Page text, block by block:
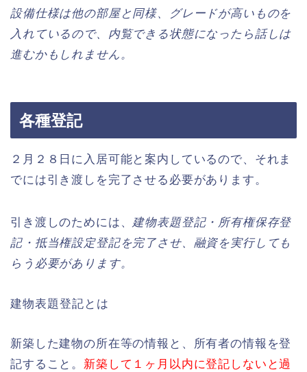
設備仕様は他の部屋と同様、グレードが高いものを
入れているので、内覧できる状態になったら話しは
進むかもしれません。
各種登記
２月２８日に入居可能と案内しているので、それま
でには引き渡しを完了させる必要があります。
引き渡しのためには、 建物表題登記・所有権保存登
記・抵当権設定登記を完了させ、融資を実行しても
らう必要があります。
建物表題登記とは
新築した建物の所在等の情報と、所有者の情報を登
記すること。 新築して１ヶ月以内に登記しないと過